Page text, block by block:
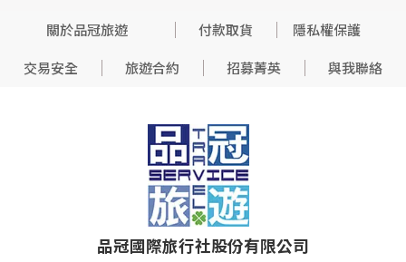
關於品冠旅遊 付款取貨
隱私權保護
交易安全
旅遊合約 招募菁英 與我聯絡
品冠國際旅行社股份有限公司